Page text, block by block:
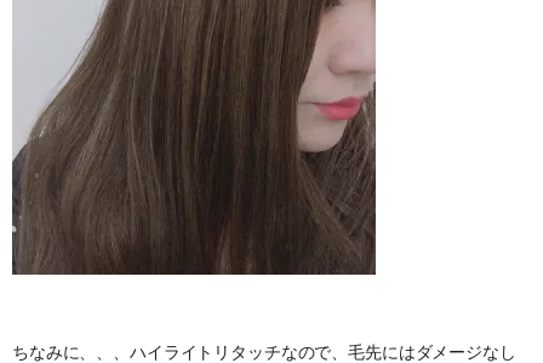
ちなみに、、、ハイライトリタッチなので、毛先にはダメージなし